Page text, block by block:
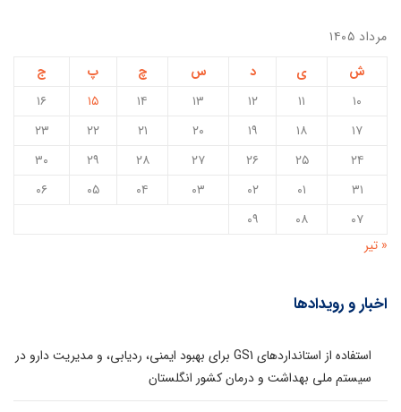
مرداد ۱۴۰۵
ش
ی د س چ پ
ج
۱۰
۱۱ ۱۲ ۱۳ ۱۴ ۱۵
۱۶
۱۷
۱۸ ۱۹ ۲۰ ۲۱ ۲۲
۲۳
۲۴
۲۵ ۲۶ ۲۷ ۲۸ ۲۹
۳۰
۳۱
۰۱ ۰۲ ۰۳ ۰۴ ۰۵
۰۶
۰۷
۰۸
۰۹
« تیر
اخبار و رویدادها
استفاده از استانداردهای GS1 برای بهبود ایمنی، ردیابی، و مدیریت دارو در
سیستم ملی بهداشت و درمان کشور انگلستان